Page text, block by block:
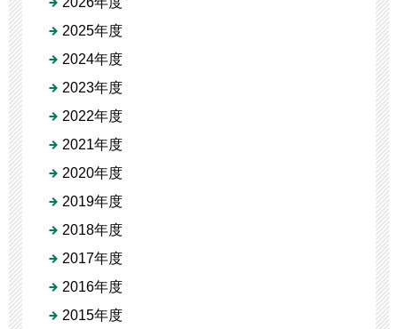
2025年度
2024年度
2023年度
2022年度
2021年度
2020年度
2019年度
2018年度
2017年度
2016年度
2015年度